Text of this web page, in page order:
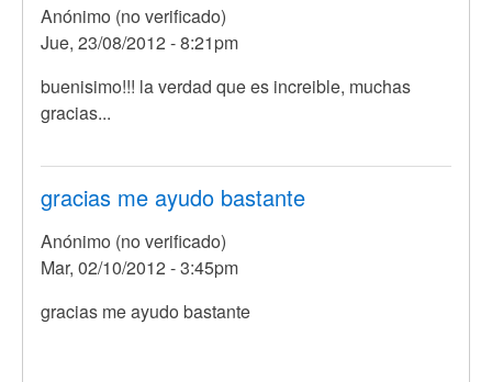
Anónimo (no verificado)
Jue, 23/08/2012 - 8:21pm
buenisimo!!! la verdad que es increible, muchas
gracias...
gracias me ayudo bastante
Anónimo (no verificado)
Mar, 02/10/2012 - 3:45pm
gracias me ayudo bastante